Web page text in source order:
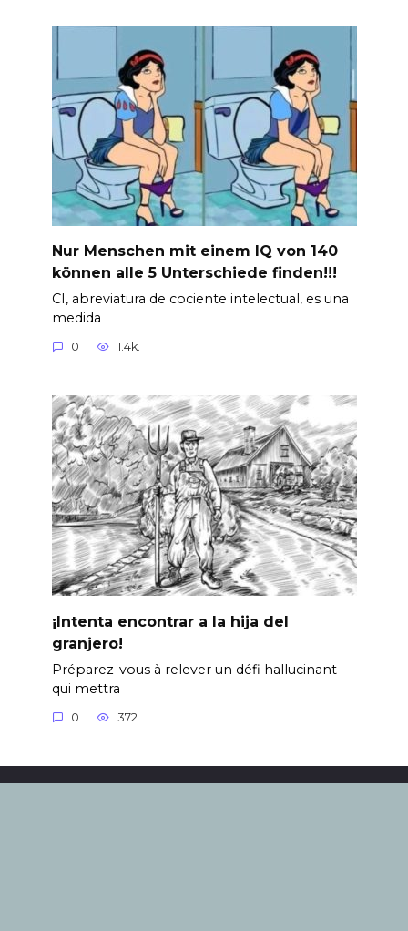
Nur Menschen mit einem IQ von 140
können alle 5 Unterschiede finden!!!
CI, abreviatura de cociente intelectual, es una
medida
0 1.4k.
¡Intenta encontrar a la hija del
granjero!
Préparez-vous à relever un défi hallucinant
qui mettra
0 372